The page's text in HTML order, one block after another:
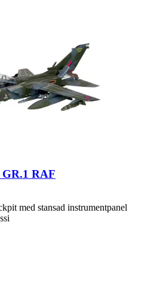
RAF
med stansad instrumentpanel